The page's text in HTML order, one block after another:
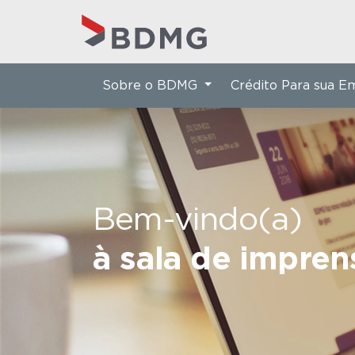
Bem-vindo(a)
à sala de
Sobre o BDMG Crédito Para sua